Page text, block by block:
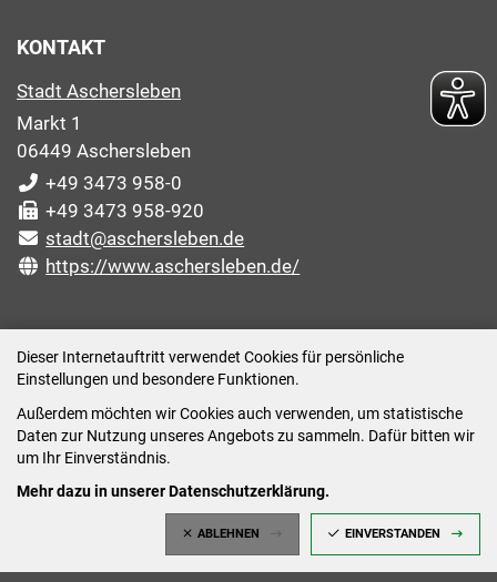
Dieser Internetauftritt verwendet Cookies für persönliche
Einstellungen und besondere Funktionen.
Außerdem möchten wir Cookies auch verwenden, um statistische
Daten zur Nutzung unseres Angebots zu sammeln. Dafür bitten wir
um Ihr Einverständnis.
Mehr dazu in unserer Datenschutzerklärung.
ABLEHNEN EINVERSTANDEN
KONTAKT
Stadt Aschersleben
Markt 1
06449 Aschersleben
+49 3473 958-0
+49 3473 958-920
stadt@aschersleben.de
https://www.aschersleben.de/
Montag: 09:00-12:00 /14:00-15:00 Uhr
Dienstag: 09:00-12:00 /14:00-16:00 Uhr
Mittwoch: 09:00 - 12:00 Uhr (nach vorheriger
Donnerstag: 09:00-12:00 /14:00-18:00 Uhr
Freitag: 09:00-12:00 Uhr